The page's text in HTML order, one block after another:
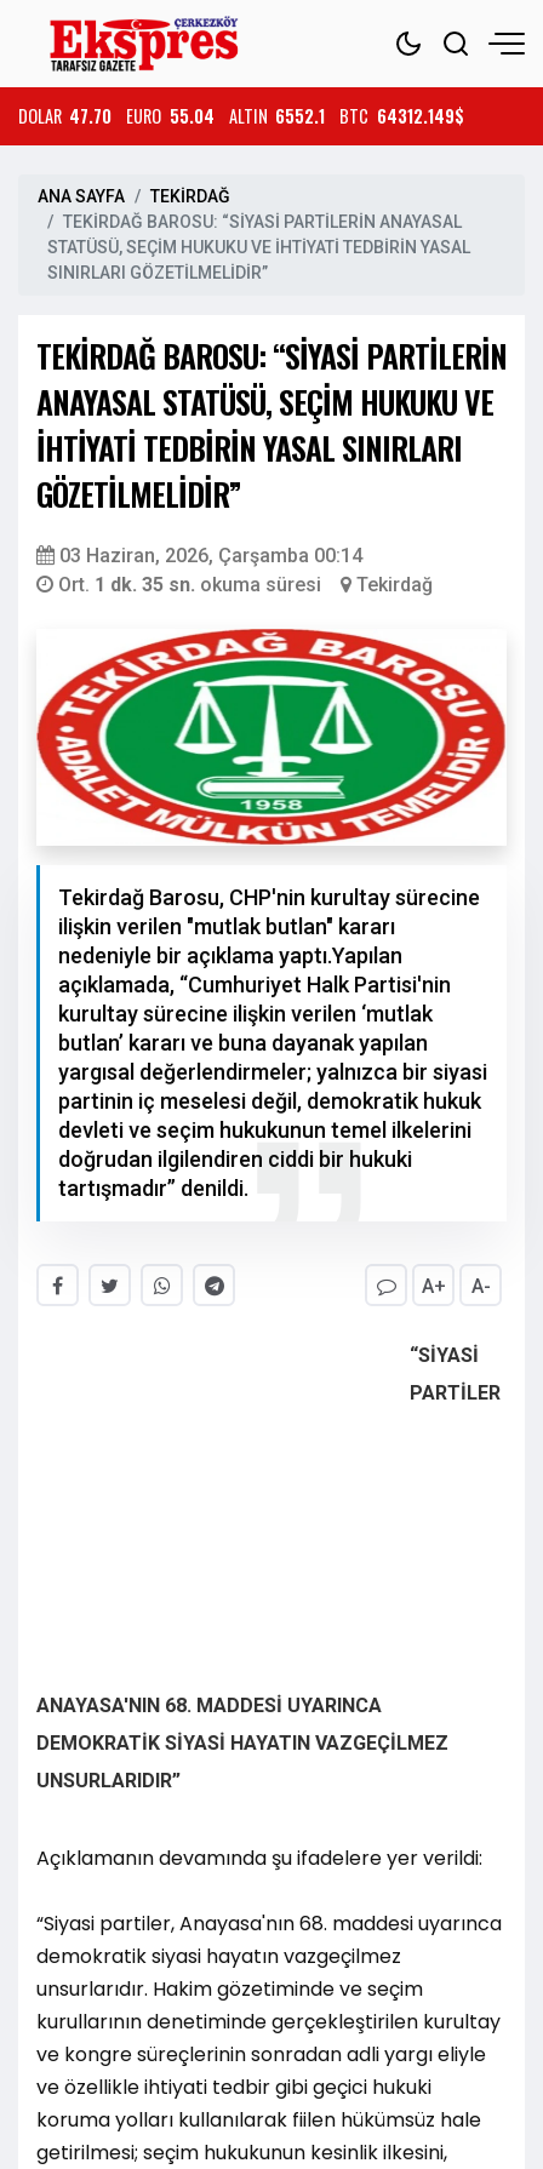
DOLAR 47.70 EURO 55.04 ALTIN 6552.1 BTC 64312.149$
ANA SAYFA
TEKİRDAĞ
TEKİRDAĞ BAROSU: “SİYASİ PARTİLERİN ANAYASAL
STATÜSÜ, SEÇİM HUKUKU VE İHTİYATİ TEDBİRİN YASAL
SINIRLARI GÖZETİLMELİDİR”
TEKİRDAĞ BAROSU: “SİYASİ PARTİLERİN
ANAYASAL STATÜSÜ, SEÇİM HUKUKU VE
İHTİYATİ TEDBİRİN YASAL SINIRLARI
GÖZETİLMELİDİR”
03 Haziran, 2026, Çarşamba 00:14
Ort. 1 dk. 35 sn. okuma süresi Tekirdağ
Tekirdağ Barosu, CHP'nin kurultay sürecine
ilişkin verilen "mutlak butlan" kararı
nedeniyle bir açıklama yaptı.Yapılan
açıklamada, “Cumhuriyet Halk Partisi'nin
kurultay sürecine ilişkin verilen ‘mutlak
butlan’ kararı ve buna dayanak yapılan
yargısal değerlendirmeler; yalnızca bir siyasi
partinin iç meselesi değil, demokratik hukuk
devleti ve seçim hukukunun temel ilkelerini
doğrudan ilgilendiren ciddi bir hukuki
tartışmadır” denildi.
A+ A-
“SİYASİ
PARTİLER
ANAYASA'NIN 68. MADDESİ UYARINCA
DEMOKRATİK SİYASİ HAYATIN VAZGEÇİLMEZ
UNSURLARIDIR”
Açıklamanın devamında şu ifadelere yer verildi:
“Siyasi partiler, Anayasa'nın 68. maddesi uyarınca
demokratik siyasi hayatın vazgeçilmez
unsurlarıdır. Hakim gözetiminde ve seçim
kurullarının denetiminde gerçekleştirilen kurultay
ve kongre süreçlerinin sonradan adli yargı eliyle
ve özellikle ihtiyati tedbir gibi geçici hukuki
koruma yolları kullanılarak fiilen hükümsüz hale
getirilmesi; seçim hukukunun kesinlik ilkesini,